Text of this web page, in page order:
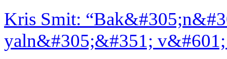
Kris Smit:
yaln&#305;&#351;